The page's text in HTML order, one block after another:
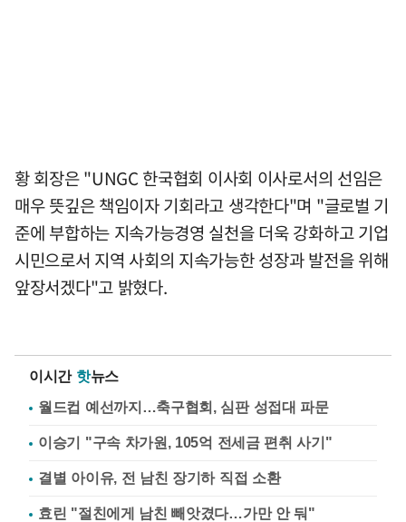
황 회장은 "UNGC 한국협회 이사회 이사로서의 선임은
매우 뜻깊은 책임이자 기회라고 생각한다"며 "글로벌 기
준에 부합하는 지속가능경영 실천을 더욱 강화하고 기업
시민으로서 지역 사회의 지속가능한 성장과 발전을 위해
앞장서겠다"고 밝혔다.
이시간 핫뉴스
월드컵 예선까지…축구협회, 심판 성접대 파문
이승기 "구속 차가원, 105억 전세금 편취 사기"
결별 아이유, 전 남친 장기하 직접 소환
효린 "절친에게 남친 빼앗겼다…가만 안 둬"